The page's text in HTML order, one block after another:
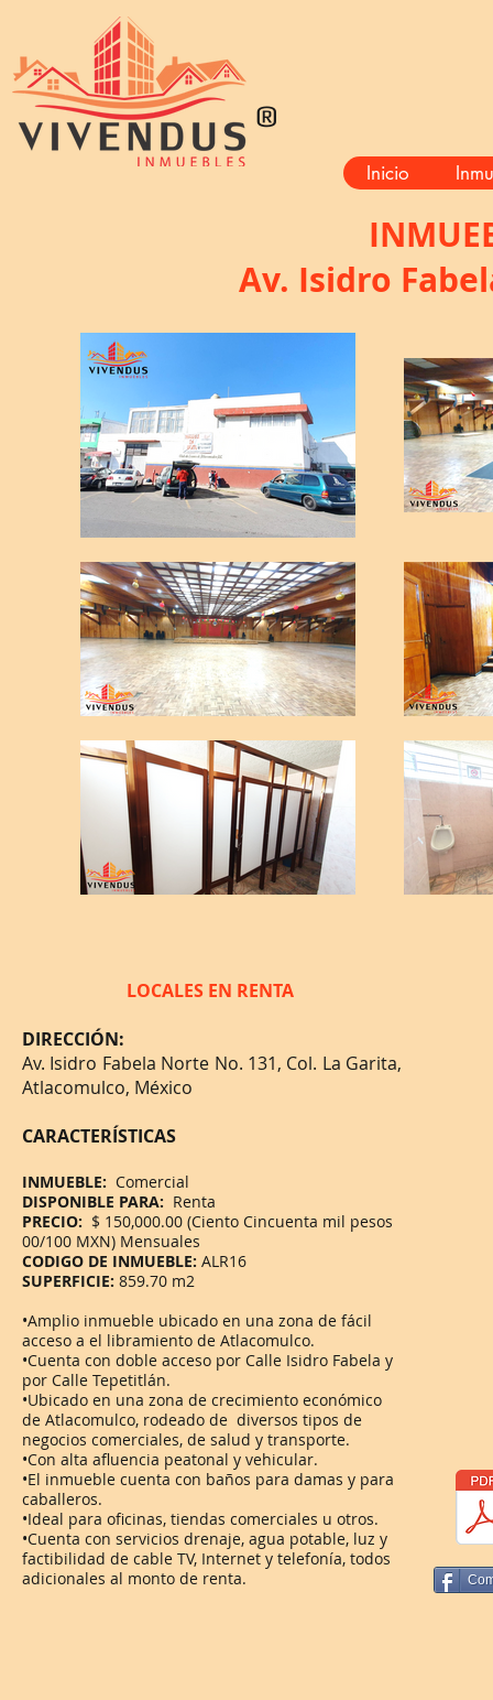
®
Inicio
Av. Isidro
LOCALES EN RENTA
DIRECCIÓN:
Av. Isidro Fabela Norte No. 131, Col. La Garita,
Atlacomulco, México
CARACTERÍSTICAS
INMUEBLE: Comercial
DISPONIBLE PARA: Renta
PRECIO: $ 150,000.00 (Ciento Cincuenta mil pesos
00/100 MXN) Mensuales
CODIGO DE INMUEBLE: ALR16
SUPERFICIE: 859.70 m2
•Amplio inmueble ubicado en una zona de fácil
acceso a el libramiento de Atlacomulco.
•Cuenta con doble acceso por Calle Isidro Fabela y
por Calle Tepetitlán.
•Ubicado en una zona de crecimiento económico
de Atlacomulco, rodeado de diversos tipos de
negocios comerciales, de salud y transporte.
•Con alta afluencia peatonal y vehicular.
•El inmueble cuenta con baños para damas y para
caballeros.
•Ideal para oficinas, tiendas comerciales u otros.
•Cuenta con servicios drenaje, agua potable, luz y
factibilidad de cable TV, Internet y telefonía, todos
adicionales al monto de renta.